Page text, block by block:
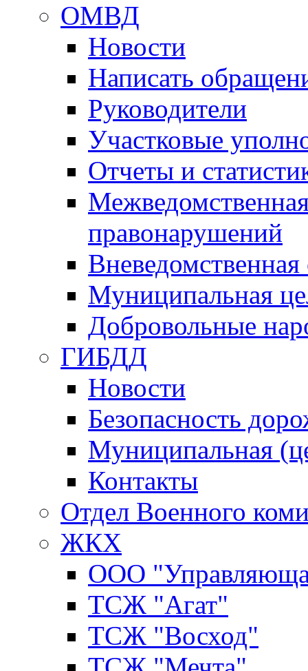
ОМВД
Новости
Написать
Руководители
Участковые
Отчеты и
правонарушений
Вневедомственная
Муниципальная
Добровольные
ГИБДД
Новости
Безопасность
Муниципальная
Контакты
Отдел Военного
ЖКХ
ООО
ТСЖ "Агат"
ТСЖ "Восход"